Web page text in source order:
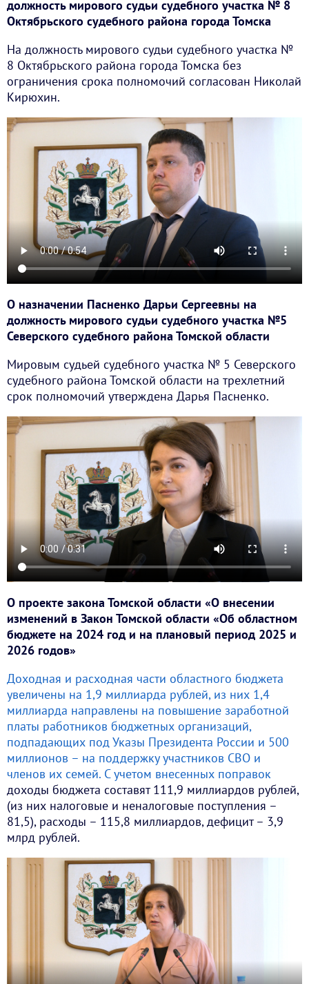
должность мирового судьи судебного участка № 8
Октябрьского судебного района города Томска
На должность мирового судьи судебного участка №
8 Октябрьского района города Томска без
ограничения срока полномочий согласован Николай
Кирюхин.
О назначении Пасненко Дарьи Сергеевны на
должность мирового судьи судебного участка №5
Северского судебного района Томской области
Мировым судьей судебного участка № 5 Северского
судебного района Томской области на трехлетний
срок полномочий утверждена Дарья Пасненко.
О проекте закона Томской области «О внесении
изменений в Закон Томской области «Об областном
бюджете на 2024 год и на плановый период 2025 и
2026 годов»
Доходная и расходная части областного бюджета
увеличены на 1,9 миллиарда рублей, из них 1,4
миллиарда направлены на повышение заработной
платы работников бюджетных организаций,
подпадающих под Указы Президента России и 500
миллионов – на поддержку участников СВО и
членов их семей. С учетом внесенных поправок
доходы бюджета составят 111,9 миллиардов рублей,
(из них налоговые и неналоговые поступления –
81,5), расходы – 115,8 миллиардов, дефицит – 3,9
млрд рублей.